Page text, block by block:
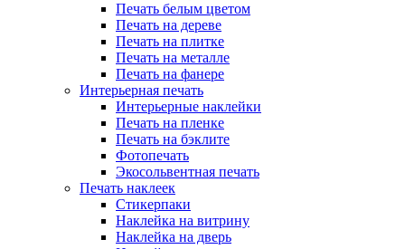
Печать белым цветом
Печать на дереве
Печать на плитке
Печать на металле
Печать на фанере
Интерьерная печать
Интерьерные наклейки
Печать на пленке
Печать на бэклите
Фотопечать
Экосольвентная печать
Печать наклеек
Стикерпаки
Наклейка на витрину
Наклейка на дверь